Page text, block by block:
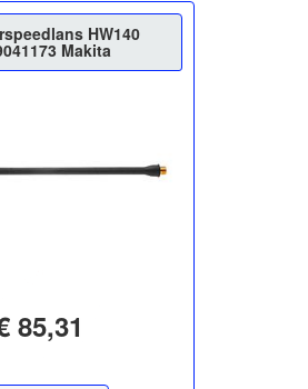
HW140
Makita
85,31